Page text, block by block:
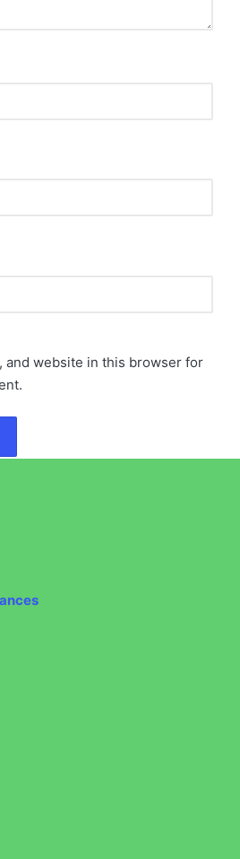
and website in this browser for